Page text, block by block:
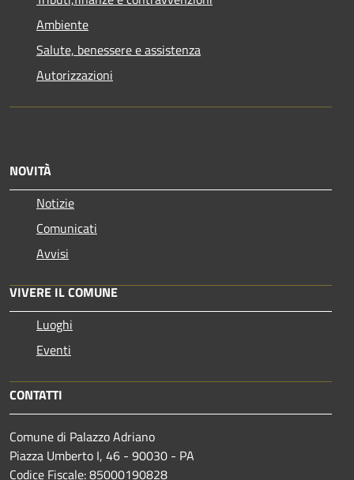
Ambiente
Salute, benessere e assistenza
Autorizzazioni
NOVITÀ
Notizie
Comunicati
Avvisi
VIVERE IL COMUNE
Luoghi
Eventi
CONTATTI
Comune di Palazzo Adriano
Piazza Umberto I, 46 - 90030 - PA
Codice Fiscale: 85000190828